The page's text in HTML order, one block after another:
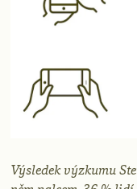
Výsledek výzkumu